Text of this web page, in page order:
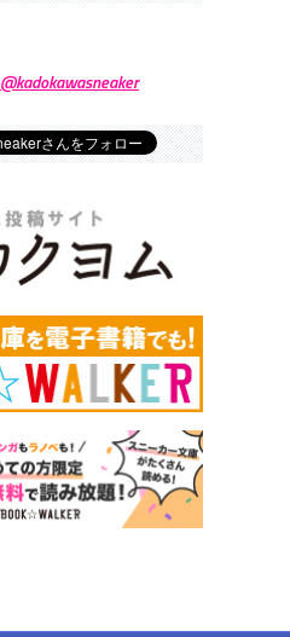
@kadokawasneaker